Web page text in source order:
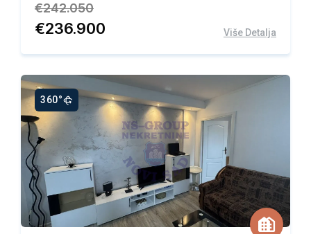
€242.050
€236.900 Više Detalja
360°
Ekskluzivna ponuda